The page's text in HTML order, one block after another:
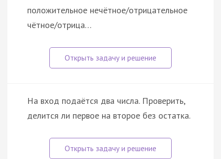
положительное нечётное/отрицательное
чётное/отрица…
На вход подаётся два числа. Проверить,
делится ли первое на второе без остатка.